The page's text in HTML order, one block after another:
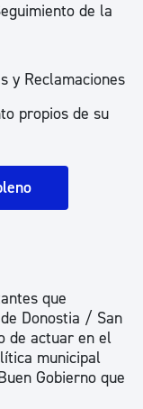
de la
y Reclamaciones
propios de su
que
Donostia / San
de actuar en el
municipal
Gobierno que